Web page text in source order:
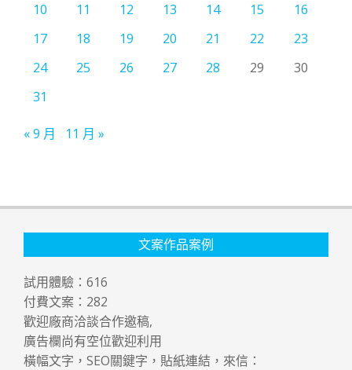
10
11 12 13 14 15
16
17
18 19 20 21 22
23
24
25 26 27 28 29
30
31
« 9 月 11 月 »
文案作品案例
試用體驗： 616
付費文案： 282
歡迎廠商洽談合作邀稿,
廣告欄尚有空位歡迎利用
橫幅文字，SEO關鍵字，貼紙連結，來信：